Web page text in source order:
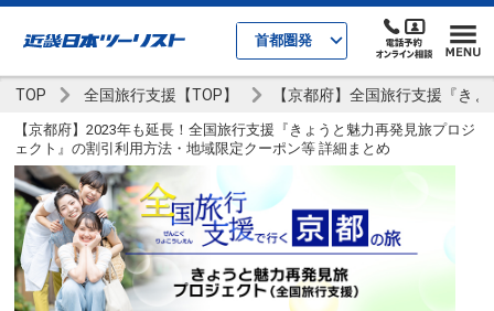
首都圏発
TOP 全国旅行支援【TOP】 【京都府】全国旅行支援『き
【京都府】2023年も延長！全国旅行支援『きょうと魅力再発見旅プロジ
ェクト』の割引利用方法・地域限定クーポン等 詳細まとめ